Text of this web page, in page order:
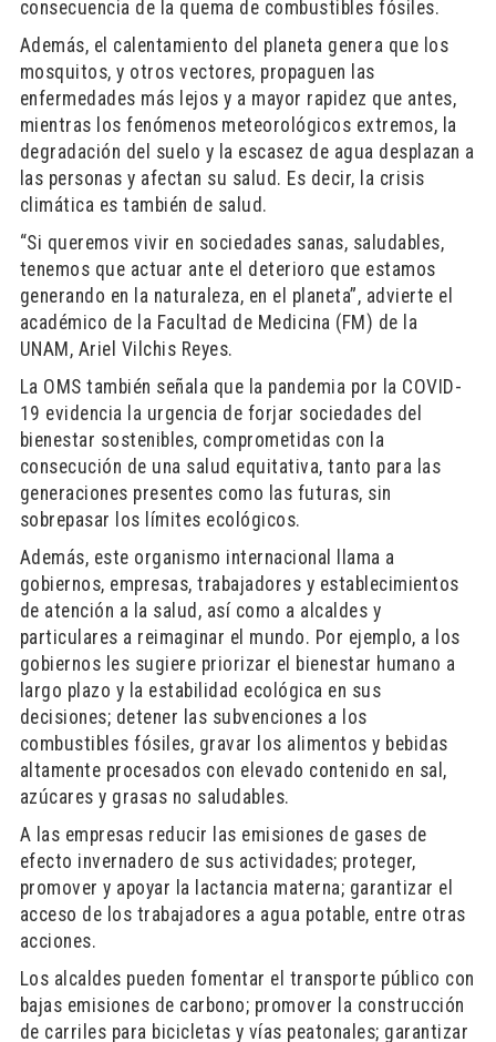
consecuencia de la quema de combustibles fósiles.
Además, el calentamiento del planeta genera que los
mosquitos, y otros vectores, propaguen las
enfermedades más lejos y a mayor rapidez que antes,
mientras los fenómenos meteorológicos extremos, la
degradación del suelo y la escasez de agua desplazan a
las personas y afectan su salud. Es decir, la crisis
climática es también de salud.
“Si queremos vivir en sociedades sanas, saludables,
tenemos que actuar ante el deterioro que estamos
generando en la naturaleza, en el planeta”, advierte el
académico de la Facultad de Medicina (FM) de la
UNAM, Ariel Vilchis Reyes.
La OMS también señala que la pandemia por la COVID-
19 evidencia la urgencia de forjar sociedades del
bienestar sostenibles, comprometidas con la
consecución de una salud equitativa, tanto para las
generaciones presentes como las futuras, sin
sobrepasar los límites ecológicos.
Además, este organismo internacional llama a
gobiernos, empresas, trabajadores y establecimientos
de atención a la salud, así como a alcaldes y
particulares a reimaginar el mundo. Por ejemplo, a los
gobiernos les sugiere priorizar el bienestar humano a
largo plazo y la estabilidad ecológica en sus
decisiones; detener las subvenciones a los
combustibles fósiles, gravar los alimentos y bebidas
altamente procesados con elevado contenido en sal,
azúcares y grasas no saludables.
A las empresas reducir las emisiones de gases de
efecto invernadero de sus actividades; proteger,
promover y apoyar la lactancia materna; garantizar el
acceso de los trabajadores a agua potable, entre otras
acciones.
Los alcaldes pueden fomentar el transporte público con
bajas emisiones de carbono; promover la construcción
de carriles para bicicletas y vías peatonales; garantizar